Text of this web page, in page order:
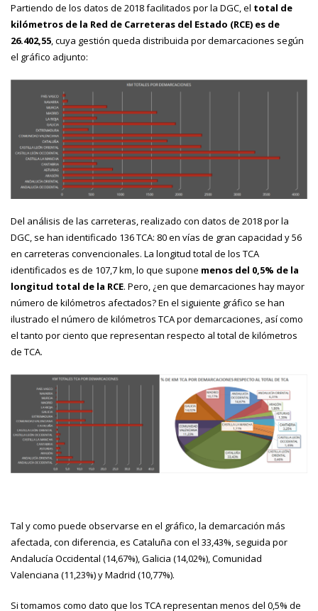
Partiendo de los datos de 2018 facilitados por la DGC, el total de
kilómetros de la Red de Carreteras del Estado (RCE) es de
26.402,55, cuya gestión queda distribuida por demarcaciones según
el gráfico adjunto:
Del análisis de las carreteras, realizado con datos de 2018 por la
DGC, se han identificado 136 TCA: 80 en vías de gran capacidad y 56
en carreteras convencionales. La longitud total de los TCA
identificados es de 107,7 km, lo que supone menos del 0,5% de la
longitud total de la RCE. Pero, ¿en que demarcaciones hay mayor
número de kilómetros afectados? En el siguiente gráfico se han
ilustrado el número de kilómetros TCA por demarcaciones, así como
el tanto por ciento que representan respecto al total de kilómetros
de TCA.
Tal y como puede observarse en el gráfico, la demarcación más
afectada, con diferencia, es Cataluña con el 33,43%, seguida por
Andalucía Occidental (14,67%), Galicia (14,02%), Comunidad
Valenciana (11,23%) y Madrid (10,77%).
Si tomamos como dato que los TCA representan menos del 0,5% de